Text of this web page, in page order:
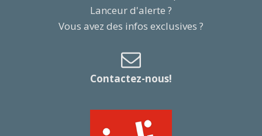
Lanceur d'alerte ?
Vous avez des infos exclusives ?
Contactez-nous!